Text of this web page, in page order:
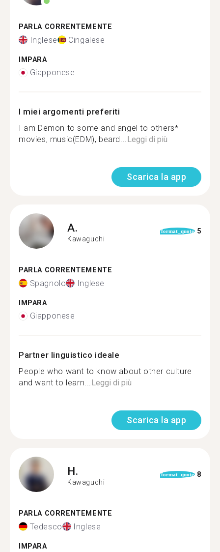
PARLA CORRENTEMENTE
Inglese Cingalese
IMPARA
Giapponese
I miei argomenti preferiti
I am Demon to some and angel to others*
movies, music(EDM), beard...Leggi di più
Scarica la app
A.
Kawaguchi
format_quote 5
PARLA CORRENTEMENTE
Spagnolo Inglese
IMPARA
Giapponese
Partner linguistico ideale
People who want to know about other culture
and want to learn...Leggi di più
Scarica la app
H.
Kawaguchi
format_quote 8
PARLA CORRENTEMENTE
Tedesco Inglese
IMPARA